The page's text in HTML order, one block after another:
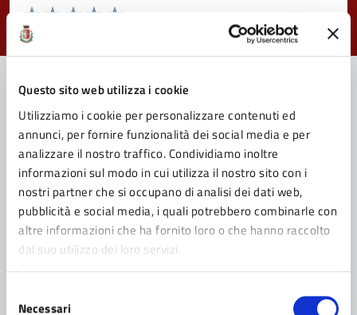
Questo sito web utilizza i cookie
Utilizziamo i cookie per personalizzare contenuti ed
annunci, per fornire funzionalità dei social media e per
analizzare il nostro traffico. Condividiamo inoltre
informazioni sul modo in cui utilizza il nostro sito con i
nostri partner che si occupano di analisi dei dati web,
pubblicità e social media, i quali potrebbero combinarle con
altre informazioni che ha fornito loro o che hanno raccolto
dal suo utilizzo dei loro servizi.
Necessari
Valuta da 1 a 5 stelle la pagina
Valuta 1 stelle su 5
Contatta il Comune
Leggi le domande frequenti
Richiedi assistenza
Prenota appuntamento
Problemi in città